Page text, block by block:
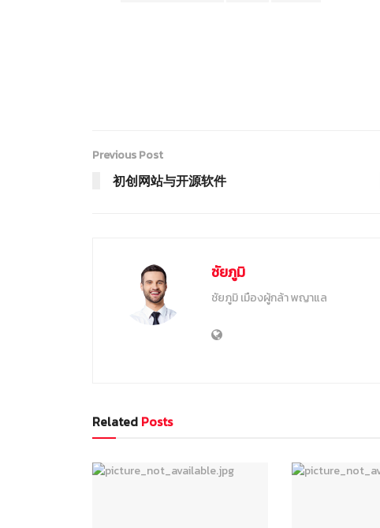
Previous Post
初创网站与开源软件
ชัยภูมิ
ชัยภูมิ เมืองผู้กล้า พญาแล
Related Posts